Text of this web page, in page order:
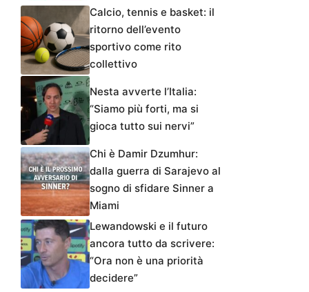
Calcio, tennis e basket: il
ritorno dell’evento
sportivo come rito
collettivo
Nesta avverte l’Italia:
“Siamo più forti, ma si
gioca tutto sui nervi”
Chi è Damir Dzumhur:
dalla guerra di Sarajevo al
sogno di sfidare Sinner a
Miami
Lewandowski e il futuro
ancora tutto da scrivere:
“Ora non è una priorità
decidere”